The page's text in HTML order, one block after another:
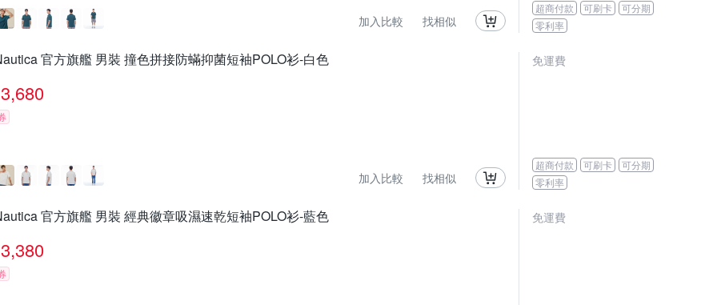
加入比較 找相似
超商付款 可刷卡
可分期
零利率
官方旗艦 男裝 撞色拼接防蟎抑菌短袖POLO衫-白色
3,680
加入比較 找相似
免運費
超商付款 可刷卡
可分期
零利率
官方旗艦 男裝 經典徽章吸濕速乾短袖POLO衫-藍色
3,380
免運費